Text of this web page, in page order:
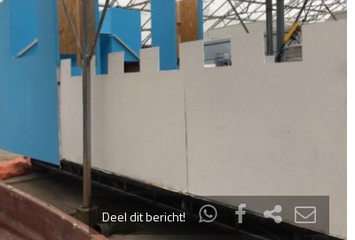
Deel dit bericht!